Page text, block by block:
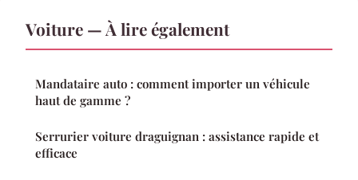
Voiture — À lire également
Mandataire auto : comment importer un véhicule
haut de gamme ?
Serrurier voiture draguignan : assistance rapide et
efficace